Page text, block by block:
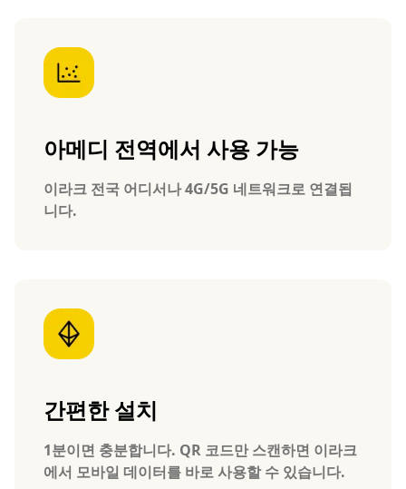
아메디 전역에서 사용 가능
이라크 전국 어디서나 4G/5G 네트워크로 연결됩
니다.
간편한 설치
1분이면 충분합니다. QR 코드만 스캔하면 이라크
에서 모바일 데이터를 바로 사용할 수 있습니다.